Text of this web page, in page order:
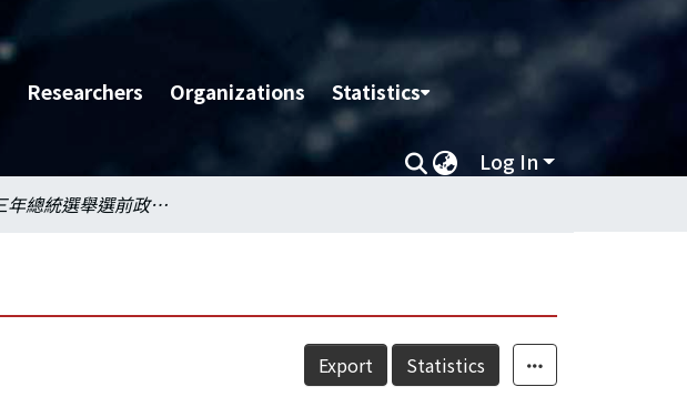
Researchers Organizations Statistics
Log In
九十三年總統選舉選前政治版圖之研究（24冊）
Export Statistics